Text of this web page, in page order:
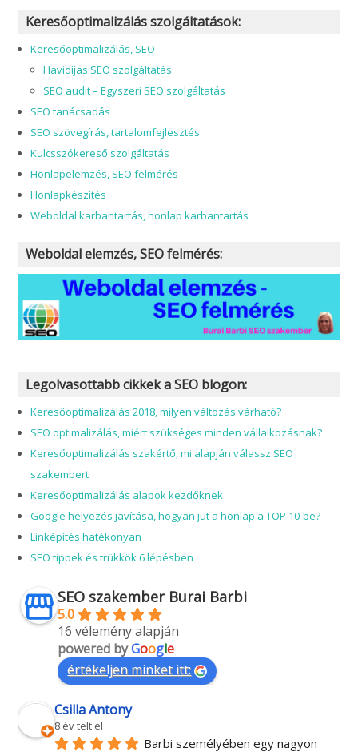
Keresőoptimalizálás szolgáltatások:
Keresőoptimalizálás, SEO
Havidíjas SEO szolgáltatás
SEO audit – Egyszeri SEO szolgáltatás
SEO tanácsadás
SEO szövegírás, tartalomfejlesztés
Kulcsszókereső szolgáltatás
Honlapelemzés, SEO felmérés
Honlapkészítés
Weboldal karbantartás, honlap karbantartás
Weboldal elemzés, SEO felmérés:
Legolvasottabb cikkek a SEO blogon:
Keresőoptimalizálás 2018, milyen változás várható?
SEO optimalizálás, miért szükséges minden vállalkozásnak?
Keresőoptimalizálás szakértő, mi alapján válassz SEO
szakembert
Keresőoptimalizálás alapok kezdőknek
Google helyezés javítása, hogyan jut a honlap a TOP 10-be?
Linképítés hatékonyan
SEO tippek és trükkök 6 lépésben
SEO szakember Burai Barbi
5.0
16 vélemény alapján
powered byGoogle
értékeljen minket itt:
Csilla Antony
8 év telt el
Barbi személyében egy nagyon